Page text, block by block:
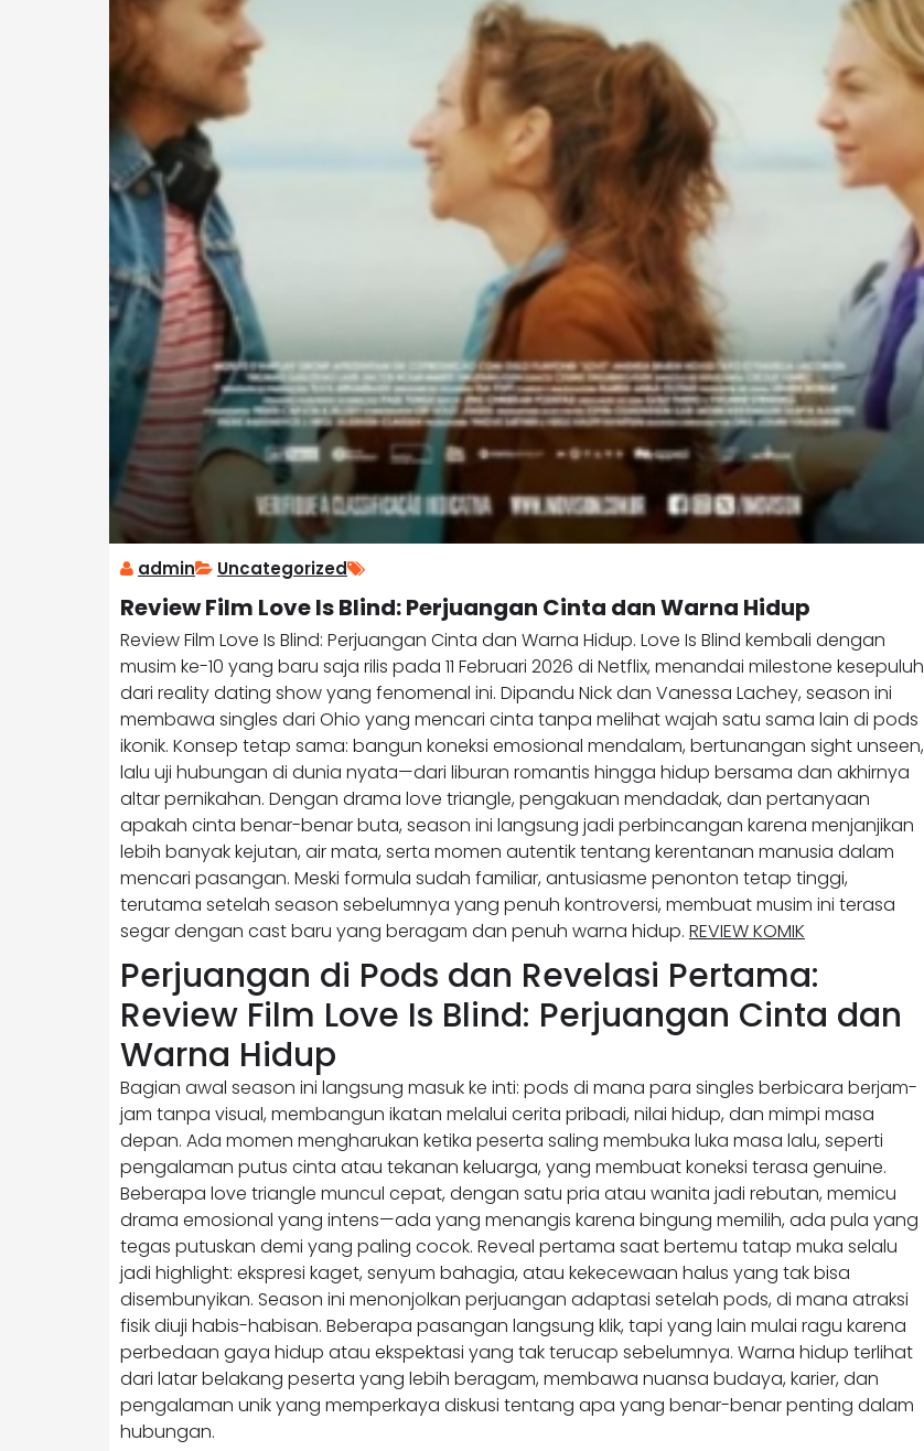
admin Uncategorized
Review Film Love Is Blind: Perjuangan Cinta dan Warna Hidup
Review Film Love Is Blind: Perjuangan Cinta dan Warna Hidup. Love Is Blind kembali dengan
musim ke-10 yang baru saja rilis pada 11 Februari 2026 di Netflix, menandai milestone kesepuluh
dari reality dating show yang fenomenal ini. Dipandu Nick dan Vanessa Lachey, season ini
membawa singles dari Ohio yang mencari cinta tanpa melihat wajah satu sama lain di pods
ikonik. Konsep tetap sama: bangun koneksi emosional mendalam, bertunangan sight unseen,
lalu uji hubungan di dunia nyata—dari liburan romantis hingga hidup bersama dan akhirnya
altar pernikahan. Dengan drama love triangle, pengakuan mendadak, dan pertanyaan
apakah cinta benar-benar buta, season ini langsung jadi perbincangan karena menjanjikan
lebih banyak kejutan, air mata, serta momen autentik tentang kerentanan manusia dalam
mencari pasangan. Meski formula sudah familiar, antusiasme penonton tetap tinggi,
terutama setelah season sebelumnya yang penuh kontroversi, membuat musim ini terasa
segar dengan cast baru yang beragam dan penuh warna hidup. REVIEW KOMIK
Perjuangan di Pods dan Revelasi Pertama:
Review Film Love Is Blind: Perjuangan Cinta dan
Warna Hidup
Bagian awal season ini langsung masuk ke inti: pods di mana para singles berbicara berjam-
jam tanpa visual, membangun ikatan melalui cerita pribadi, nilai hidup, dan mimpi masa
depan. Ada momen mengharukan ketika peserta saling membuka luka masa lalu, seperti
pengalaman putus cinta atau tekanan keluarga, yang membuat koneksi terasa genuine.
Beberapa love triangle muncul cepat, dengan satu pria atau wanita jadi rebutan, memicu
drama emosional yang intens—ada yang menangis karena bingung memilih, ada pula yang
tegas putuskan demi yang paling cocok. Reveal pertama saat bertemu tatap muka selalu
jadi highlight: ekspresi kaget, senyum bahagia, atau kekecewaan halus yang tak bisa
disembunyikan. Season ini menonjolkan perjuangan adaptasi setelah pods, di mana atraksi
fisik diuji habis-habisan. Beberapa pasangan langsung klik, tapi yang lain mulai ragu karena
perbedaan gaya hidup atau ekspektasi yang tak terucap sebelumnya. Warna hidup terlihat
dari latar belakang peserta yang lebih beragam, membawa nuansa budaya, karier, dan
pengalaman unik yang memperkaya diskusi tentang apa yang benar-benar penting dalam
hubungan.